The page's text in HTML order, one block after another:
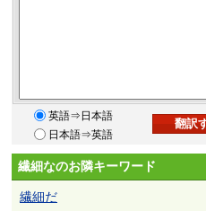
英語⇒日本語
日本語⇒英語
繊細なのお隣キーワード
繊細だ